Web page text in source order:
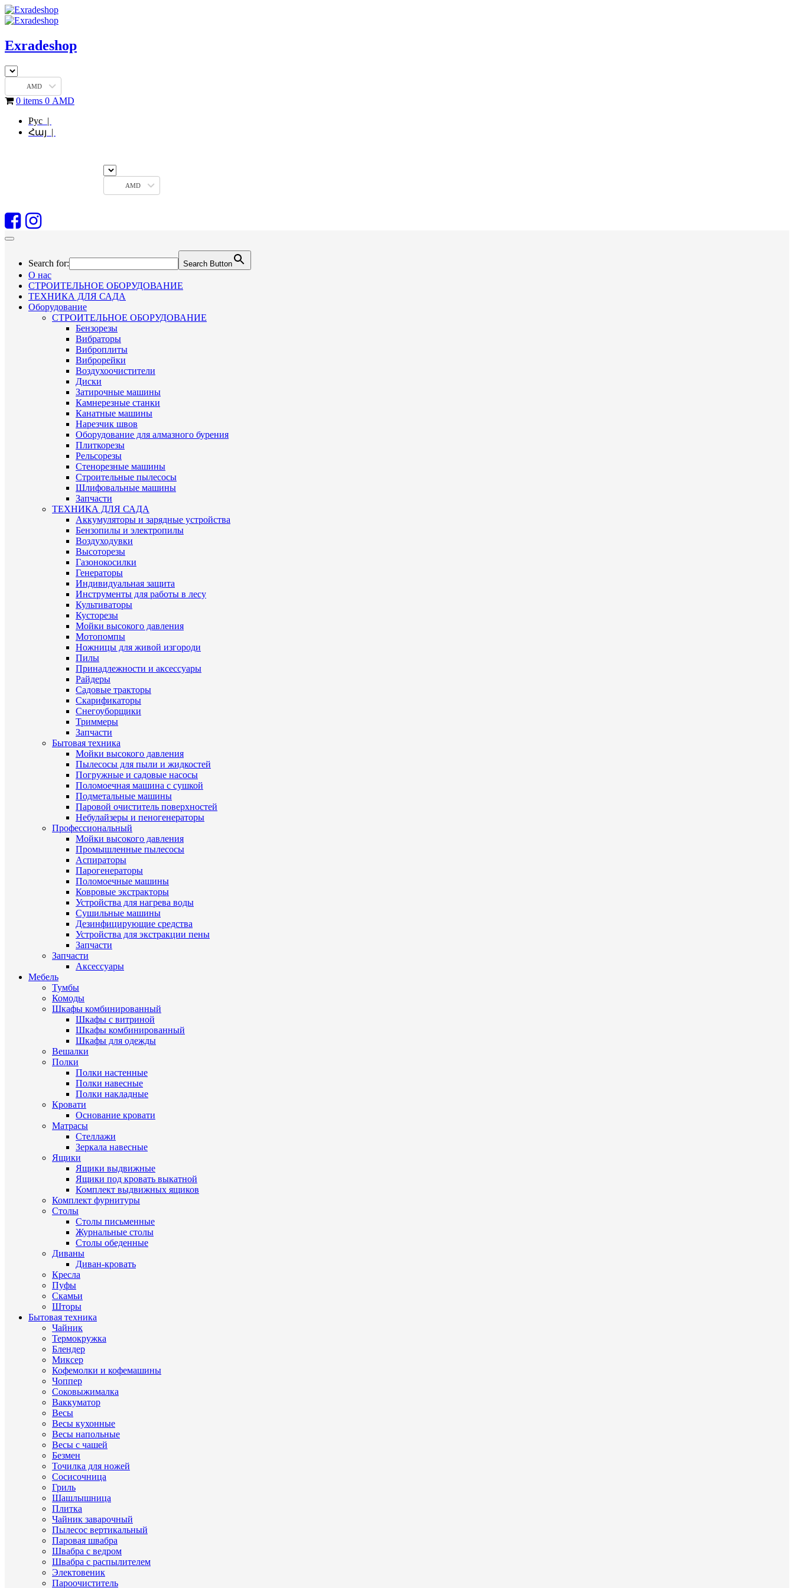
Exradeshop
AMD
0 items 0 AMD
Рус |
Հայ |
AMD
Search for: Search Button
О нас
СТРОИТЕЛЬНОЕ ОБОРУДОВАНИЕ
ТЕХНИКА ДЛЯ САДА
Оборудование
СТРОИТЕЛЬНОЕ ОБОРУДОВАНИЕ
Бензорезы
Вибраторы
Виброплиты
Виброрейки
Воздухоочистители
Диски
Затирочные машины
Камнерезные станки
Канатные машины
Нарезчик швов
Оборудование для алмазного бурения
Плиткорезы
Рельсорезы
Стенорезные машины
Строительные пылесосы
Шлифовальные машины
Запчасти
ТЕХНИКА ДЛЯ САДА
Аккумуляторы и зарядные устройства
Бензопилы и электропилы
Воздуходувки
Высоторезы
Газонокосилки
Генераторы
Индивидуальная защита
Инструменты для работы в лесу
Культиваторы
Кусторезы
Мойки высокого давления
Мотопомпы
Ножницы для живой изгороди
Пилы
Принадлежности и аксессуары
Райдеры
Садовые тракторы
Скарификаторы
Снегоуборщики
Триммеры
Запчасти
Бытовая техника
Мойки высокого давления
Пылесосы для пыли и жидкостей
Погружные и садовые насосы
Поломоечная машина с сушкой
Подметальные машины
Паровой очиститель поверхностей
Небулайзеры и пеногенераторы
Профессиональный
Мойки высокого давления
Промышленные пылесосы
Аспираторы
Парогенераторы
Поломоечные машины
Ковровые экстракторы
Устройства для нагрева воды
Сушильные машины
Дезинфицирующие средства
Устройства для экстракции пены
Запчасти
Запчасти
Аксессуары
Мебель
Тумбы
Комоды
Шкафы комбинированный
Шкафы с витриной
Шкафы комбинированный
Шкафы для одежды
Вешалки
Полки
Полки настенные
Полки навесные
Полки накладные
Кровати
Основание кровати
Матрасы
Стеллажи
Зеркала навесные
Ящики
Ящики выдвижные
Ящики под кровать выкатной
Комплект выдвижных ящиков
Комплект фурнитуры
Столы
Столы письменные
Журнальные cтолы
Столы обеденные
Диваны
Диван-кровать
Кресла
Пуфы
Скамьи
Шторы
Бытовая техника
Чайник
Термокружка
Блендер
Миксер
Кофемолки и кофемашины
Чоппер
Соковыжималка
Ваккуматор
Весы
Весы кухонные
Весы напольные
Весы с чашей
Безмен
Точилка для ножей
Сосисочница
Гриль
Шашлышница
Плитка
Чайник заварочный
Пылесос вертикальный
Паровая швабра
Швабра с ведром
Швабра с распылителем
Электовеник
Пароочиститель